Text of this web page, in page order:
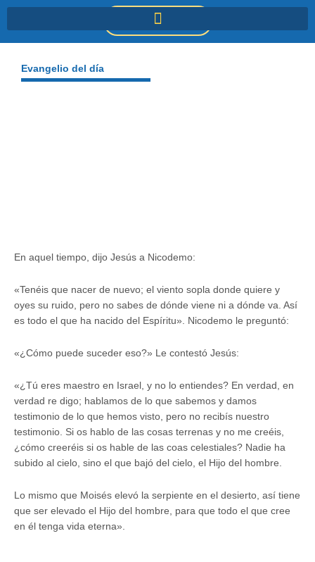
DONACIONES
Evangelio del día
En aquel tiempo, dijo Jesús a Nicodemo:
«Tenéis que nacer de nuevo; el viento sopla donde quiere y
oyes su ruido, pero no sabes de dónde viene ni a dónde va. Así
es todo el que ha nacido del Espíritu». Nicodemo le preguntó:
«¿Cómo puede suceder eso?» Le contestó Jesús:
«¿Tú eres maestro en Israel, y no lo entiendes? En verdad, en
verdad re digo; hablamos de lo que sabemos y damos
testimonio de lo que hemos visto, pero no recibís nuestro
testimonio. Si os hablo de las cosas terrenas y no me creéis,
¿cómo creeréis si os hable de las coas celestiales? Nadie ha
subido al cielo, sino el que bajó del cielo, el Hijo del hombre.
Lo mismo que Moisés elevó la serpiente en el desierto, así tiene
que ser elevado el Hijo del hombre, para que todo el que cree
en él tenga vida eterna».